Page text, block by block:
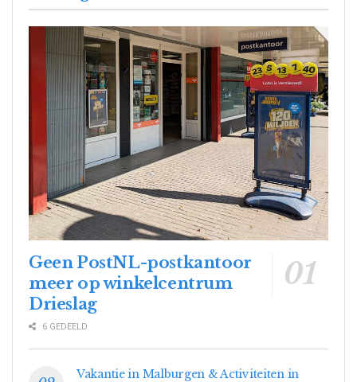
Geen PostNL-postkantoor
meer op winkelcentrum
Drieslag
6 GEDEELD
Vakantie in Malburgen & Activiteiten in